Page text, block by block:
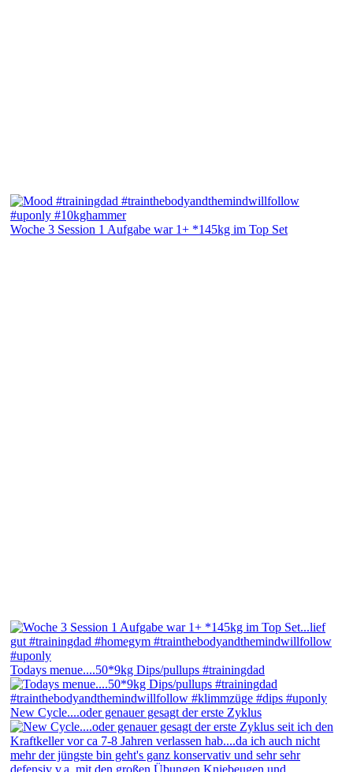
Woche 3 Session 1 Aufgabe war 1+ *145kg im Top Set
Todays menue....50*9kg Dips/pullups #trainingdad
New Cycle....oder genauer gesagt der erste Zyklus